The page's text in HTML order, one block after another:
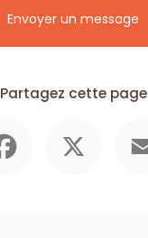
Envoyer un message
Partagez cette page